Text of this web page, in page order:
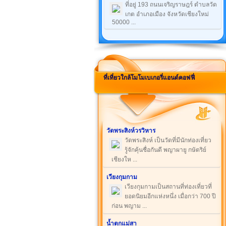
ที่อยู่ 193 ถนนเจริญราษฎร์ ตำบลวัด
เกต อำเภอเมือง จังหวัดเชียงใหม่
50000 ...
ที่เที่ยวใกล้โมโมเบเกอรี่แอนด์คอฟฟี่
วัดพระสิงห์วรวิหาร
วัดพระสิงห์ เป็นวัดที่มีนักท่องเที่ยว
รู้จักคุ้นชื่อกันดี พญาผายู กษัตริย์
เชียงให ...
เวียงกุมกาม
เวียงกุมกามเป็นสถานที่ท่องเที่ยวที่
ยอดนิยมอีกแห่งหนึ่ง เมื่อกว่า 700 ปี
ก่อน พญาม ...
น้ำตกแม่สา